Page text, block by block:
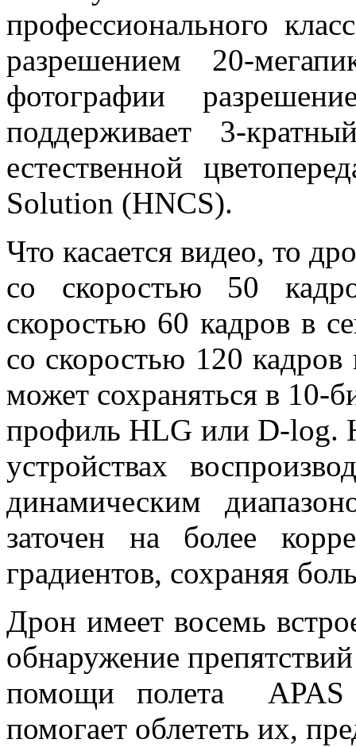
профессионального
разрешением 20-
фотографии
поддерживает 3-
естественной
Solution (HNCS).
Что касается видео, то
со скоростью 50
скоростью 60 кадров в
со скоростью 120
может сохраняться в 10-
профиль HLG или D-log.
устройствах
динамическим
заточен на более
градиентов, сохраняя
Дрон имеет восемь
обнаружение
помощи полета APAS
помогает облететь их,